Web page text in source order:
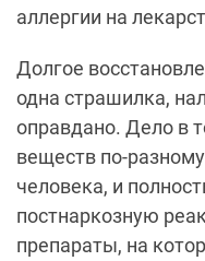
аллергии на
Долгое
одна страшилка,
оправдано. Дело в
веществ по-
человека, и
постнаркозную
препараты, на